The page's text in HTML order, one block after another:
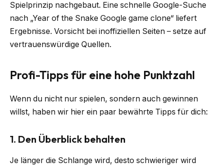
Spielprinzip nachgebaut. Eine schnelle Google-Suche
nach „Year of the Snake Google game clone“ liefert
Ergebnisse. Vorsicht bei inoffiziellen Seiten – setze auf
vertrauenswürdige Quellen.
Profi-Tipps für eine hohe Punktzahl
Wenn du nicht nur spielen, sondern auch gewinnen
willst, haben wir hier ein paar bewährte Tipps für dich:
1. Den Überblick behalten
Je länger die Schlange wird, desto schwieriger wird